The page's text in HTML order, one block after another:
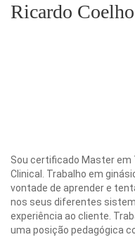
Ricardo Coelho
Sou certificado Master em
Clinical. Trabalho em
vontade de aprender e
nos seus diferentes
experiência ao cliente.
uma posição pedagógica